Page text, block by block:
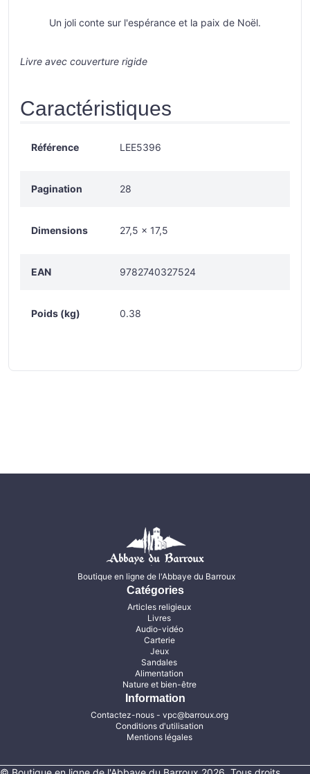
Un joli conte sur l'espérance et la paix de Noël.
Livre avec couverture rigide
Caractéristiques
Référence LEE5396
Pagination 28
Dimensions 27,5 x 17,5
EAN 9782740327524
Poids (kg) 0.38
Boutique en ligne de l'Abbaye du Barroux
Catégories
Articles religieux
Livres
Audio-vidéo
Carterie
Jeux
Sandales
Alimentation
Nature et bien-être
Information
Contactez-nous- vpc@barroux.org
Conditions d'utilisation
Mentions légales